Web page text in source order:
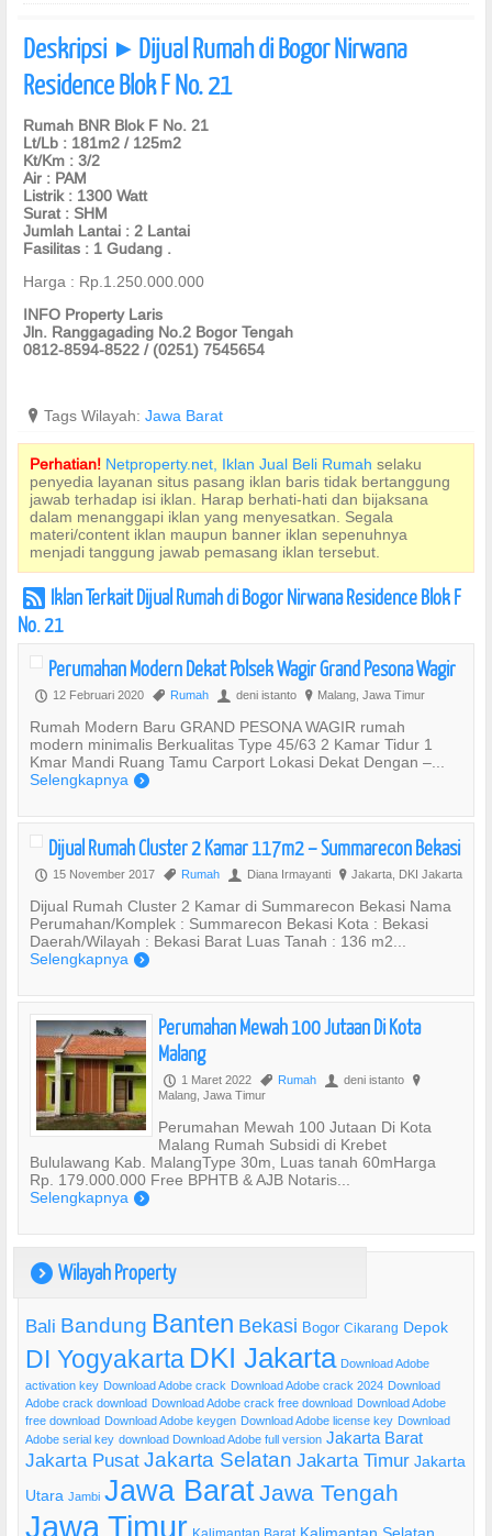
Deskripsi ] Dijual Rumah di Bogor Nirwana
Residence Blok F No. 21
Rumah BNR Blok F No. 21
Lt/Lb : 181m2 / 125m2
Kt/Km : 3/2
Air : PAM
Listrik : 1300 Watt
Surat : SHM
Jumlah Lantai : 2 Lantai
Fasilitas : 1 Gudang .
Harga : Rp.1.250.000.000
INFO Property Laris
Jln. Ranggagading No.2 Bogor Tengah
0812-8594-8522 / (0251) 7545654
? Tags Wilayah: Jawa Barat
Perhatian! Netproperty.net, Iklan Jual Beli Rumah selaku
penyedia layanan situs pasang iklan baris tidak bertanggung
jawab terhadap isi iklan. Harap berhati-hati dan bijaksana
dalam menanggapi iklan yang menyesatkan. Segala
materi/content iklan maupun banner iklan sepenuhnya
menjadi tanggung jawab pemasang iklan tersebut.
r Iklan Terkait Dijual Rumah di Bogor Nirwana Residence Blok F
No. 21
Perumahan Modern Dekat Polsek Wagir Grand Pesona Wagir
P 12 Februari 2020 , Rumah U deni istanto ? Malang, Jawa Timur
Rumah Modern Baru GRAND PESONA WAGIR rumah
modern minimalis Berkualitas Type 45/63 2 Kamar Tidur 1
Kmar Mandi Ruang Tamu Carport Lokasi Dekat Dengan –...
Selengkapnya )
Dijual Rumah Cluster 2 Kamar 117m2 – Summarecon Bekasi
P 15 November 2017 , Rumah U Diana Irmayanti ? Jakarta, DKI Jakarta
Dijual Rumah Cluster 2 Kamar di Summarecon Bekasi Nama
Perumahan/Komplek : Summarecon Bekasi Kota : Bekasi
Daerah/Wilayah : Bekasi Barat Luas Tanah : 136 m2...
Selengkapnya )
Perumahan Mewah 100 Jutaan Di Kota
Malang
P 1 Maret 2022 , Rumah U deni istanto ?
Malang, Jawa Timur
Perumahan Mewah 100 Jutaan Di Kota
Malang Rumah Subsidi di Krebet
Bululawang Kab. MalangType 30m, Luas tanah 60mHarga
Rp. 179.000.000 Free BPHTB & AJB Notaris...
Selengkapnya )
) Wilayah Property
Bali Bandung Banten Bekasi Bogor Cikarang Depok
DI Yogyakarta DKI Jakarta Download Adobe
activation key Download Adobe crack Download Adobe crack 2024 Download
Adobe crack download Download Adobe crack free download Download Adobe
free download Download Adobe keygen Download Adobe license key Download
Adobe serial key download Download Adobe full version Jakarta Barat
Jakarta Pusat Jakarta Selatan Jakarta Timur Jakarta
Utara Jambi Jawa BaratJawa Tengah
Jawa Timur